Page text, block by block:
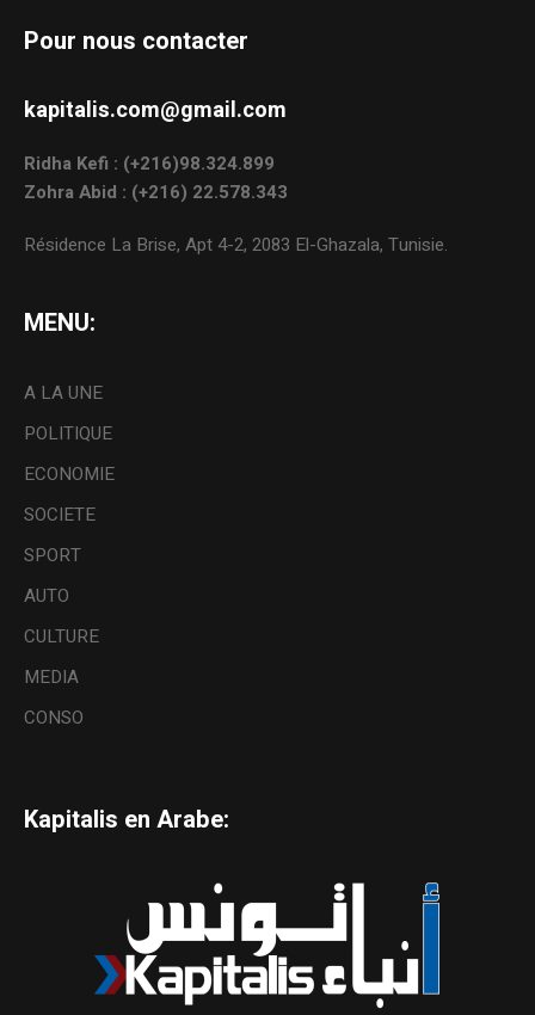
Pour nous contacter
kapitalis.com@gmail.com
Ridha Kefi : (+216)98.324.899
Zohra Abid : (+216) 22.578.343
Résidence La Brise, Apt 4-2, 2083 El-Ghazala, Tunisie.
MENU:
A LA UNE
POLITIQUE
ECONOMIE
SOCIETE
SPORT
AUTO
CULTURE
MEDIA
CONSO
Kapitalis en Arabe: